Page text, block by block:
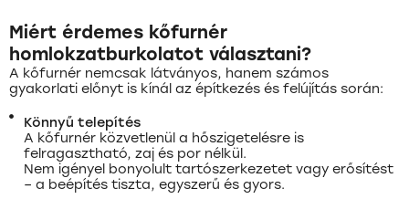
Miért érdemes kőfurnér
homlokzatburkolatot választani?
A kőfurnér nemcsak látványos, hanem számos
gyakorlati előnyt is kínál az építkezés és felújítás során:
Könnyű telepítés
A kőfurnér közvetlenül a hőszigetelésre is
felragasztható, zaj és por nélkül.
Nem igényel bonyolult tartószerkezetet vagy erősítést
– a beépítés tiszta, egyszerű és gyors.